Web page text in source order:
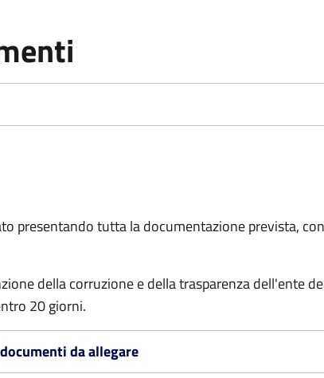
presentando tutta la documentazione prevista,
della corruzione e della trasparenza dell'ente
20 giorni.
da allegare